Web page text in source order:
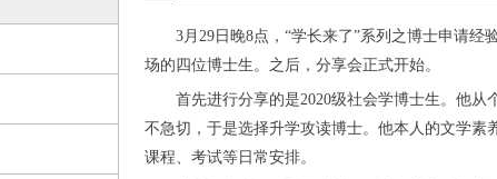
3月29日晚8点，“学长来了”系列之博士申请
场的四位博士生。之后，分享会正式开始。
首先进行分享的是2020级社会学博士生。他
不急切，于是选择升学攻读博士。他本人的文学
课程、考试等日常安排。